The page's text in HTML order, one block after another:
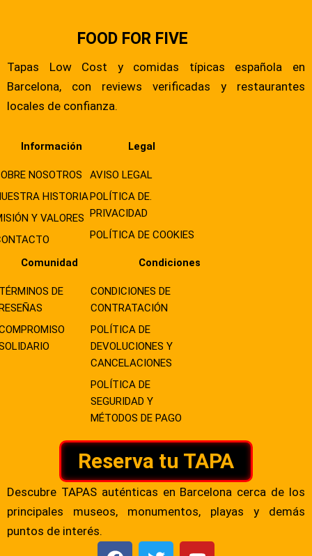
FOOD FOR FIVE
Tapas Low Cost y comidas típicas española en
Barcelona, con reviews verificadas y restaurantes
locales de confianza.
Información Legal
NOSOTROS
HISTORIA
Y VALORES
AVISO LEGAL
POLÍTICA DE.
PRIVACIDAD
POLÍTICA DE COOKIES
Comunidad Condiciones
DE
CONDICIONES DE
CONTRATACIÓN
POLÍTICA DE
DEVOLUCIONES Y
CANCELACIONES
POLÍTICA DE
SEGURIDAD Y
MÉTODOS DE PAGO
Reserva tu TAPA
Descubre TAPAS auténticas en Barcelona cerca de los
principales museos, monumentos, playas y demás
puntos de interés.
F T Y